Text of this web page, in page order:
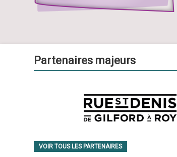
Partenaires majeurs
VOIR TOUS LES PARTENAIRES